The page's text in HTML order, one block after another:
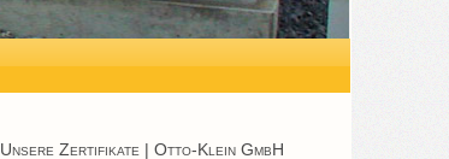
Unsere Zertifikate | Otto-Klein GmbH